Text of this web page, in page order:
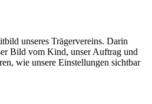
unseres Trägervereins. Darin
Bild vom Kind, unser Auftrag und
wie unsere Einstellungen sichtbar